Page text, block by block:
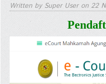
Hukum
Written by Super User on 22